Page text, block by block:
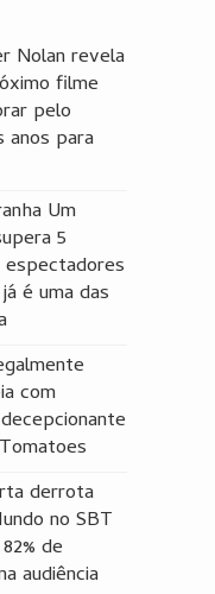
Nolan revela
filme
pelo
para
Um
5
é uma das
com
derrota
no SBT
de
audiência